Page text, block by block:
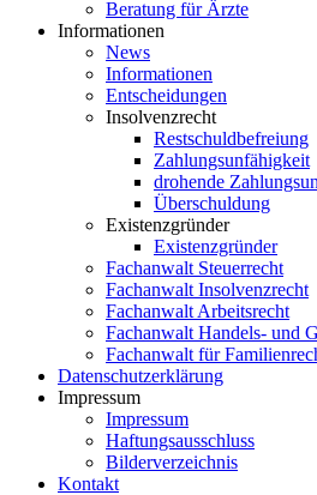
Beratung für Ärzte
Informationen
News
Informationen
Entscheidungen
Insolvenzrecht
Restschuldbefreiung
Zahlungsunfähigkeit
drohende
Überschuldung
Existenzgründer
Existenzgründer
Fachanwalt Steuerrecht
Fachanwalt Insolvenzrecht
Fachanwalt Arbeitsrecht
Fachanwalt Handels- und
Fachanwalt für
Datenschutzerklärung
Impressum
Impressum
Haftungsausschluss
Bilderverzeichnis
Kontakt